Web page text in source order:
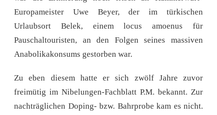
Europameister Uwe Beyer, der im türkischen
Urlaubsort Belek, einem locus amoenus für
Pauschaltouristen, an den Folgen seines massiven
Anabolikakonsums gestorben war.
Zu eben diesem hatte er sich zwölf Jahre zuvor
freimütig im Nibelungen-Fachblatt P.M. bekannt. Zur
nachträglichen Doping- bzw. Bahrprobe kam es nicht.